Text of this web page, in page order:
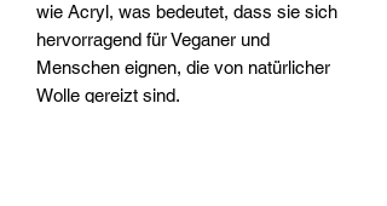
wie Acryl, was bedeutet, dass sie sich
hervorragend für Veganer und
Menschen eignen, die von natürlicher
Wolle gereizt sind.